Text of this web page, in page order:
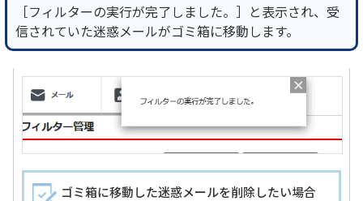
［フィルターの実行が完了しました。］と表示され、受
信されていた迷惑メールがゴミ箱に移動します。
ゴミ箱に移動した迷惑メールを削除したい場合